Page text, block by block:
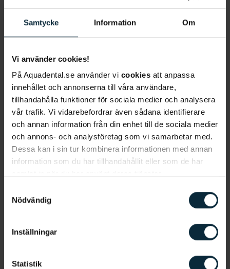
Samtycke Information Om
Vi använder cookies!
På Aquadental.se använder vi cookies att anpassa
innehållet och annonserna till våra användare,
tillhandahålla funktioner för sociala medier och analysera
vår trafik. Vi vidarebefordrar även sådana identifierare
och annan information från din enhet till de sociala medier
och annons- och analysföretag som vi samarbetar med.
Dessa kan i sin tur kombinera informationen med annan
information som du har tillhandahållit eller som de har
Nödvändig
Inställningar
Statistik
tandregleringscheckar och kan hjälpa till att
Läs mer om ditt barns tandvård här
Allt om tandsprickning
och mjölktänder
Barnets första tänder kallas för mjölktänder
och de brukar börja bryta igenom när barnet